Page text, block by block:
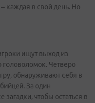
каждая в свой день. Но
ищут выход из
Четверо
обнаруживают себя в
За один
чтобы остаться в